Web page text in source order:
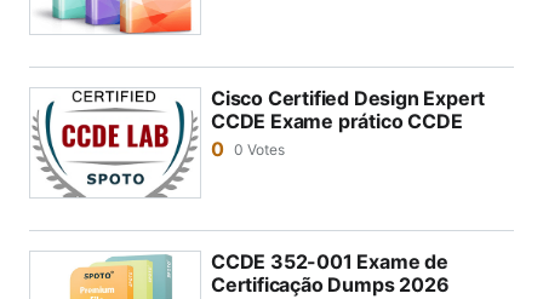
múltiplos exames, receberá um desconto.
CDE?
Após adquirir os simulados exame da SPOTO, as ve
ndas enviarão o endereço da prática online da SPOT
O, a conta de login e a senha para o seu e-mail. Voc
ê poderá fazer login pela primeira vez e participar d
o teste prático.
Cisco Certified Design Expert
CCDE Exame prático CCDE
0 0 Votes
CCDE 352-001 Exame de
Certificação Dumps 2026